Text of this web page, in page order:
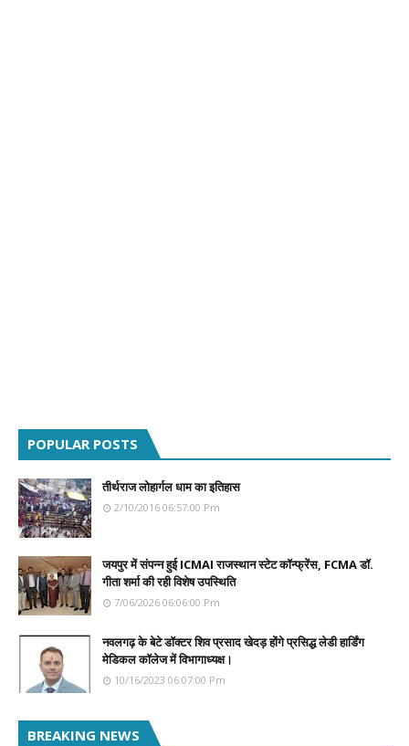
POPULAR POSTS
तीर्थराज लोहार्गल धाम का इतिहास
2/10/2016 06:57:00 Pm
जयपुर में संपन्न हुई ICMAI राजस्थान स्टेट कॉन्फ्रेंस, FCMA डॉ.
गीता शर्मा की रही विशेष उपस्थिति
7/06/2026 06:06:00 Pm
नवलगढ़ के बेटे डॉक्टर शिव प्रसाद खेदड़ होंगे प्रसिद्ध लेडी हार्डिंग
मेडिकल कॉलेज में विभागाध्यक्ष।
10/16/2023 06:07:00 Pm
BREAKING NEWS